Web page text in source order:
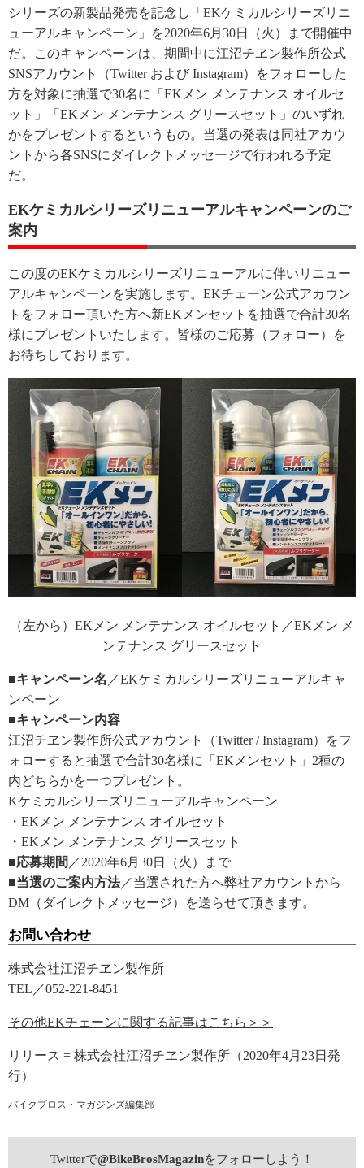
シリーズの新製品発売を記念し「EKケミカルシリーズリニ
ューアルキャンペーン」を2020年6月30日（火）まで開催中
だ。このキャンペーンは、期間中に江沼チヱン製作所公式
SNSアカウント（Twitter および Instagram）をフォローした
方を対象に抽選で30名に「EKメン メンテナンス オイルセ
ット」「EKメン メンテナンス グリースセット」のいずれ
かをプレゼントするというもの。当選の発表は同社アカウ
ントから各SNSにダイレクトメッセージで行われる予定
だ。
EKケミカルシリーズリニューアルキャンペーンのご
案内
この度のEKケミカルシリーズリニューアルに伴いリニュー
アルキャンペーンを実施します。EKチェーン公式アカウン
トをフォロー頂いた方へ新EKメンセットを抽選で合計30名
様にプレゼントいたします。皆様のご応募（フォロー）を
お待ちしております。
（左から）EKメン メンテナンス オイルセット／EKメン メ
ンテナンス グリースセット
■キャンペーン名 ／EKケミカルシリーズリニューアルキャ
ンペーン
■キャンペーン内容
江沼チヱン製作所公式アカウント（Twitter / Instagram）をフ
ォローすると抽選で合計30名様に「EKメンセット」2種の
内どちらかを一つプレゼント。
Kケミカルシリーズリニューアルキャンペーン
・EKメン メンテナンス オイルセット
・EKメン メンテナンス グリースセット
■応募期間 ／2020年6月30日（火）まで
■当選のご案内方法／当選された方へ弊社アカウントから
DM（ダイレクトメッセージ）を送らせて頂きます。
お問い合わせ
株式会社江沼チヱン製作所
TEL／052-221-8451
その他EKチェーンに関する記事はこちら＞＞
リリース = 株式会社江沼チヱン製作所（2020年4月23日発
行）
バイクブロス・マガジンズ編集部
Twitterで@BikeBrosMagazinをフォローしよう！